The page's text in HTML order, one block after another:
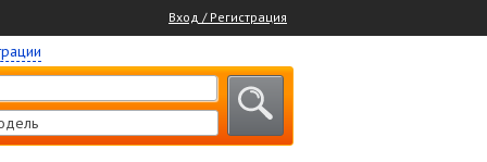
Вход / Регистрация